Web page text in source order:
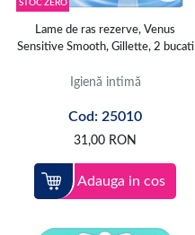
STOC ZERO
Lame de ras rezerve, Venus
Sensitive Smooth, Gillette, 2 bucati
Igienă intimă
Cod: 25010
31,00 RON
Adauga in cos